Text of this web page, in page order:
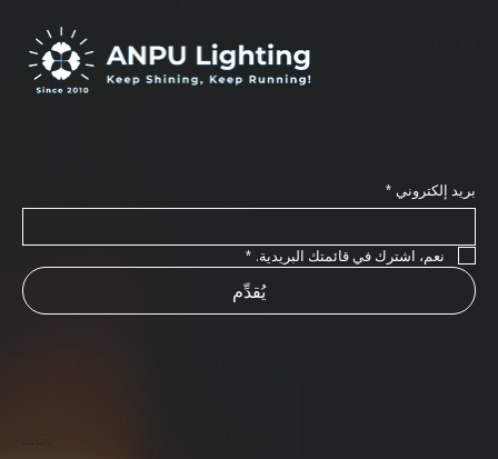
بريد إلكتروني *
نعم، اشترك في قائمتك البريدية. *
يُقدِّم